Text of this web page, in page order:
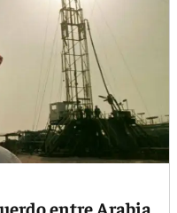
entre Arabia